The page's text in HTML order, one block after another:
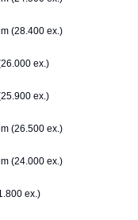
(28.400 ex.)
ex.)
ex.)
(26.500 ex.)
(24.000 ex.)
ex.)